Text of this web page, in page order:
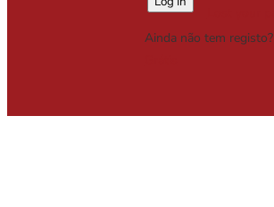
Ainda não tem registo?